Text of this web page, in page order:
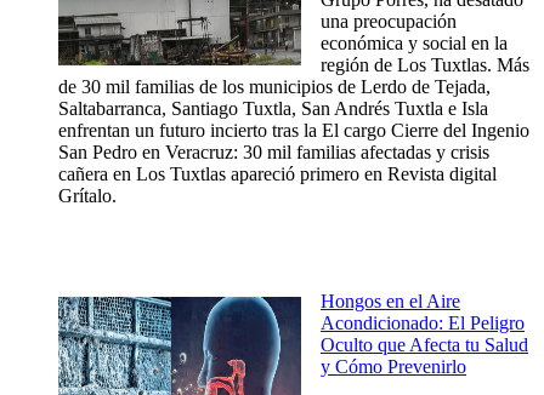
una preocupación
económica y social en la
región de Los Tuxtlas. Más
de 30 mil familias de los municipios de Lerdo de Tejada,
Saltabarranca, Santiago Tuxtla, San Andrés Tuxtla e Isla
enfrentan un futuro incierto tras la El cargo Cierre del Ingenio
San Pedro en Veracruz: 30 mil familias afectadas y crisis
cañera en Los Tuxtlas apareció primero en Revista digital
Grítalo.
Hongos en el Aire
Acondicionado: El Peligro
Oculto que Afecta tu Salud
y Cómo Prevenirlo